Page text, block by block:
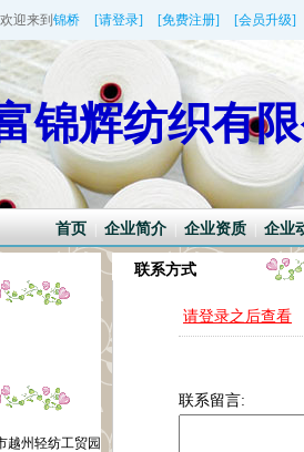
迎来到 锦桥 [请登录] [免费注册] [会员升级]
锦辉纺织有
首页 企业简介 企业资质 企业
越州轻纺工贸园
联系方式
请登录之后查看
联系留言: